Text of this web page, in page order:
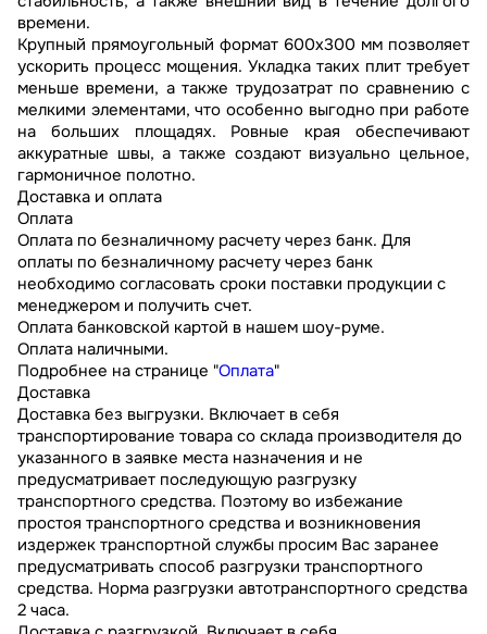
времени.
Крупный прямоугольный формат 600x300 мм позволяет
ускорить процесс мощения. Укладка таких плит требует
меньше времени, а также трудозатрат по сравнению с
мелкими элементами, что особенно выгодно при работе
на больших площадях. Ровные края обеспечивают
аккуратные швы, а также создают визуально цельное,
гармоничное полотно.
Доставка и оплата
Оплата
Оплата по безналичному расчету через банк. Для
оплаты по безналичному расчету через банк
необходимо согласовать сроки поставки продукции с
менеджером и получить счет.
Оплата банковской картой в нашем шоу-руме.
Оплата наличными.
Подробнее на странице "Оплата"
Доставка
Доставка без выгрузки. Включает в себя
транспортирование товара со склада производителя до
указанного в заявке места назначения и не
предусматривает последующую разгрузку
транспортного средства. Поэтому во избежание
простоя транспортного средства и возникновения
издержек транспортной службы просим Вас заранее
предусматривать способ разгрузки транспортного
средства. Норма разгрузки автотранспортного средства
2 часа.